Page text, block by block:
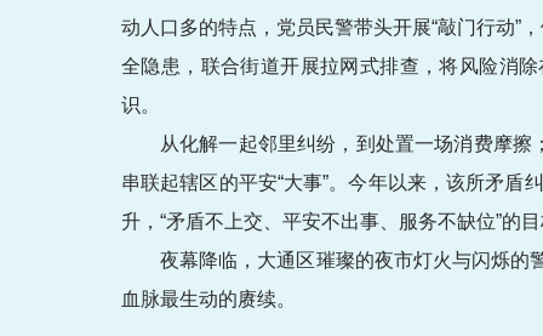
动人口多的特点，党员民警带头开展“敲门行动”
全隐患，联合街道开展拉网式排查，将风险消
识。
从化解一起邻里纠纷，到处置一场消费摩
串联起辖区的平安“大事”。今年以来，该所矛
升，“矛盾不上交、平安不出事、服务不缺位”的
夜幕降临，大通区璀璨的夜市灯火与闪烁的
血脉最生动的赓续。